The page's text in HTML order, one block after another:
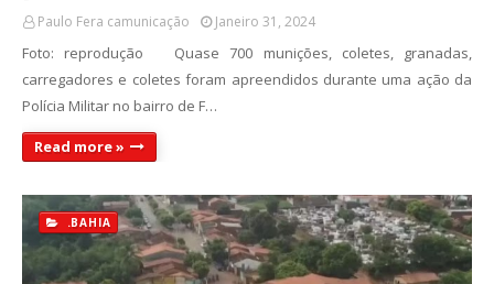
Paulo Fera camunicação Janeiro 31, 2024
Foto: reprodução Quase 700 munições, coletes, granadas,
carregadores e coletes foram apreendidos durante uma ação da
Polícia Militar no bairro de F…
Read more »
.BAHIA